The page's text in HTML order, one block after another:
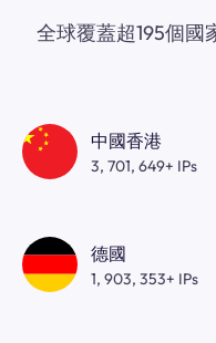
全球覆蓋超195個國
中國香港
3, 701, 649+ IPs
德國
1, 903, 353+ IPs